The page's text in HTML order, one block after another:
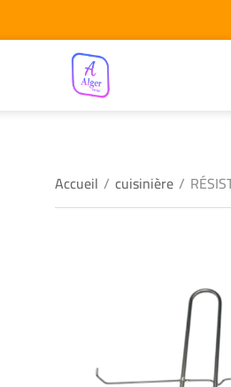
Accueil / cuisinière /